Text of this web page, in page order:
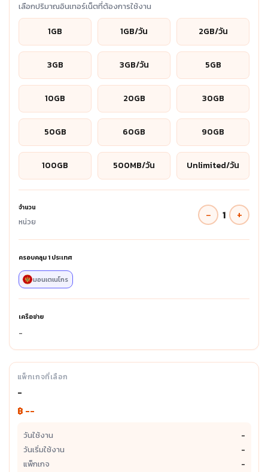
เลือกปริมาณอินเทอร์เน็ตที่ต้องการใช้งาน
1GB 1GB/วัน 2GB/วัน
3GB 3GB/วัน 5GB
10GB 20GB 30GB
50GB 60GB 90GB
100GB 500MB/วัน Unlimited/วัน
จำนวน
หน่วย − 1 +
ครอบคลุม1ประเทศ
มอนเตเนโกร
เครือข่าย
-
แพ็กเกจที่เลือก
-
฿ --
วันใช้งาน
-
วันเริ่มใช้งาน
-
แพ็กเกจ
-